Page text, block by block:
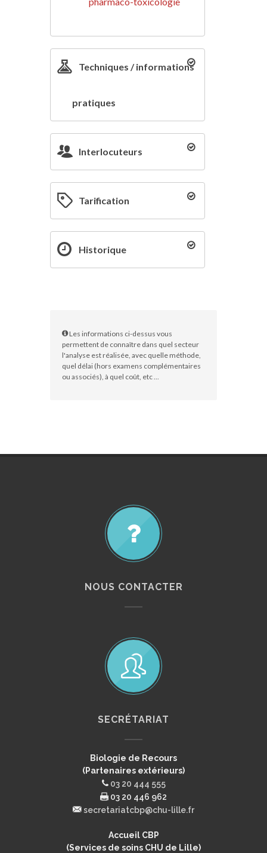
Techniques / informations
pratiques
Interlocuteurs
Tarification
Historique
Les informations ci-dessus vous
permettent de connaître dans quel secteur
l'analyse est réalisée, avec quelle méthode,
quel délai (hors examens complémentaires
ou associés), à quel coût, etc ...
NOUS CONTACTER
SECRÉTARIAT
Biologie de Recours
(Partenaires extérieurs)
03 20 444 555
03 20 446 962
secretariatcbp@chu-lille.fr
Accueil CBP
(Services de soins CHU de Lille)